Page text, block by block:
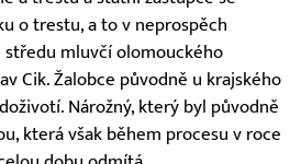
o trestu, a to v neprospěch
středu mluvčí olomouckého
Cik. Žalobce původně u krajského
Nárožný, který byl původně
která však během procesu v roce